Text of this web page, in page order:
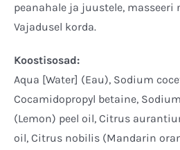
peanahale ja juustele,
Vajadusel korda.
Koostisosad:
Aqua [Water] (Eau), Sodium
Cocamidopropyl betaine,
(Lemon) peel oil, Citrus
oil, Citrus nobilis (Mandarin